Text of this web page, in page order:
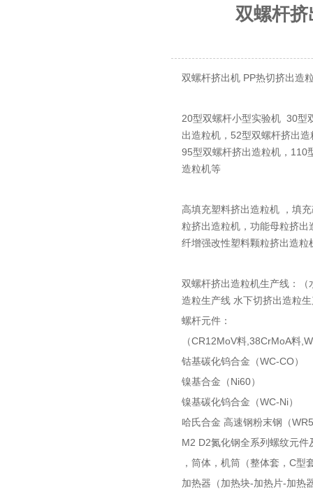
双螺杆
双螺杆挤出机 PP热切挤出造
20型双螺杆小型实验机 30型
出造粒机，52型双螺杆挤出
95型双螺杆挤出造粒机，110
造粒机等
高填充塑料挤出造粒机 ，填
粒挤出造粒机，功能母粒挤
纤增强改性塑料颗粒挤出造
双螺杆挤出造粒机生产线：
造粒生产线 水下切挤出造粒
螺杆元件：
（CR12MoV料,38CrMoA料
钴基碳化钨合金（WC-CO）
镍基合金（Ni60）
镍基碳化钨合金（WC-Ni）
哈氏合金 高速钢粉末钢（
M2 D2氮化钢全系列螺纹元件
，筒体，机筒（整体套，C型
加热器（加热块-加热片-加热